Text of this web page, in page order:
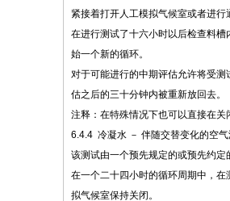
紧接着打开人工模拟气候室或者进行
在进行测试了十六小时以后检查料
始一个新的循环。
对于可能进行的中期评估允许将受
估之后的三十分钟内被重新放回去。
注释：在特殊情况下也可以直接在
6.4.4 冷凝水 － 伴随交替变化的空
该测试由一个预先规定的或预先约
在一个二十四小时的循环周期中，
拟气候室保持关闭。